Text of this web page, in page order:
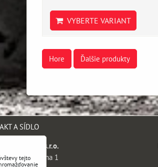
VYBERTE VARIANT
Hore Ďalšie produkty
A SÍDLO
company s.r.o.
110 00 Praha 1
tejto